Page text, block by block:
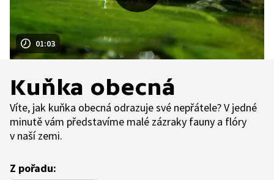
01:03
Kuňka obecná
Víte, jak kuňka obecná odrazuje své nepřátele? V jedné
minutě vám představíme malé zázraky fauny a flóry
v naší zemi.
Z pořadu: